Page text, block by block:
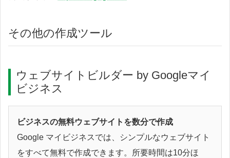
その他の作成ツール
ウェブサイトビルダー by Googleマイ
ビジネス
ビジネスの無料ウェブサイトを数分で作成
Google マイビジネスでは、シンプルなウェブサイト
をすべて無料で作成できます。所要時間は10分ほ